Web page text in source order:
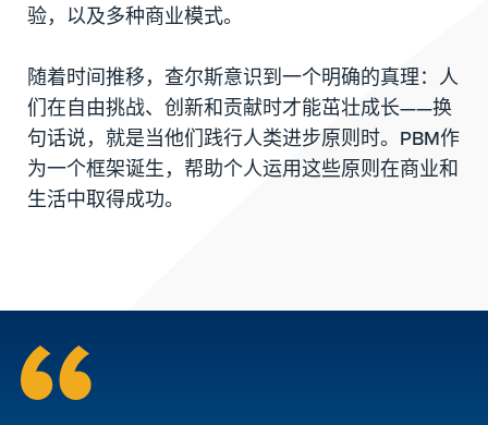
验，以及多种商业模式。
随着时间推移，查尔斯意识到一个明确的真理：人
们在自由挑战、创新和贡献时才能茁壮成长——换
句话说，就是当他们践行人类进步原则时。PBM作
为一个框架诞生，帮助个人运用这些原则在商业和
生活中取得成功。